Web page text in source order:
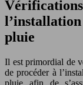
pluie
Il est primordial de
de procéder à
pluie afin de